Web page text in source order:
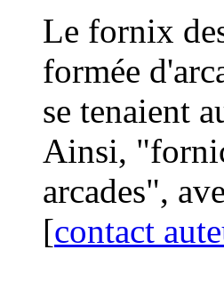
Le fornix
formée
se tenaient
Ainsi,
arcades",
[contact